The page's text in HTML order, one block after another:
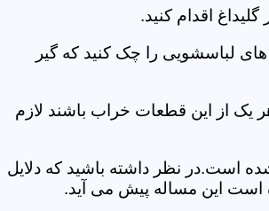
اقدام کنید.
لباسشویی را چک کنید که گیر
یک از این قطعات خراب باشند لازم
است.در نظر داشته باشید که دلایل
است این مساله پیش می آید.